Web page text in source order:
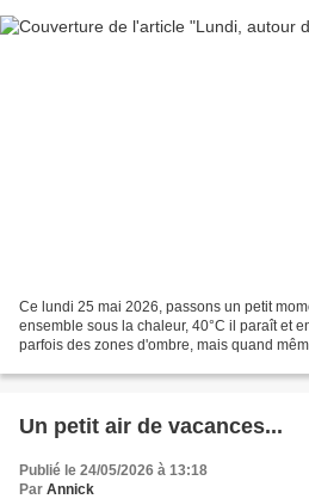
Ce lundi 25 mai 2026, passons un petit
ensemble sous la chaleur, 40°C il paraît et
parfois des zones d'ombre, mais quand
Un petit air de vacances...
Publié le 24/05/2026 à 13:18
Par Annick